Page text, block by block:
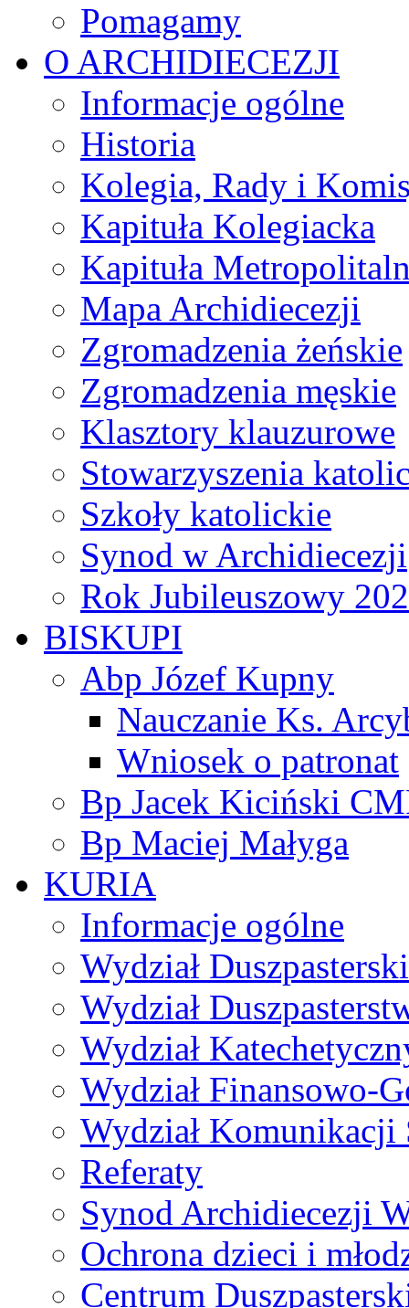
Pomagamy
O ARCHIDIECEZJI
Informacje ogólne
Historia
Kolegia, Rady i
Kapituła Kolegiacka
Kapituła
Mapa Archidiecezji
Zgromadzenia żeńskie
Zgromadzenia męskie
Klasztory klauzurowe
Stowarzyszenia
Szkoły katolickie
Synod w Archidiecezji
Rok Jubileuszowy
BISKUPI
Abp Józef Kupny
Nauczanie Ks.
Wniosek o patronat
Bp Jacek Kiciński
Bp Maciej Małyga
KURIA
Informacje ogólne
Wydział Duszpasterski
Wydział
Wydział
Wydział Finansowo-
Wydział Komunikacji
Referaty
Synod Archidiecezji
Ochrona dzieci i
Centrum